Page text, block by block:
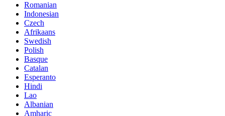
Romanian
Indonesian
Czech
Afrikaans
Swedish
Polish
Basque
Catalan
Esperanto
Hindi
Lao
Albanian
Amharic